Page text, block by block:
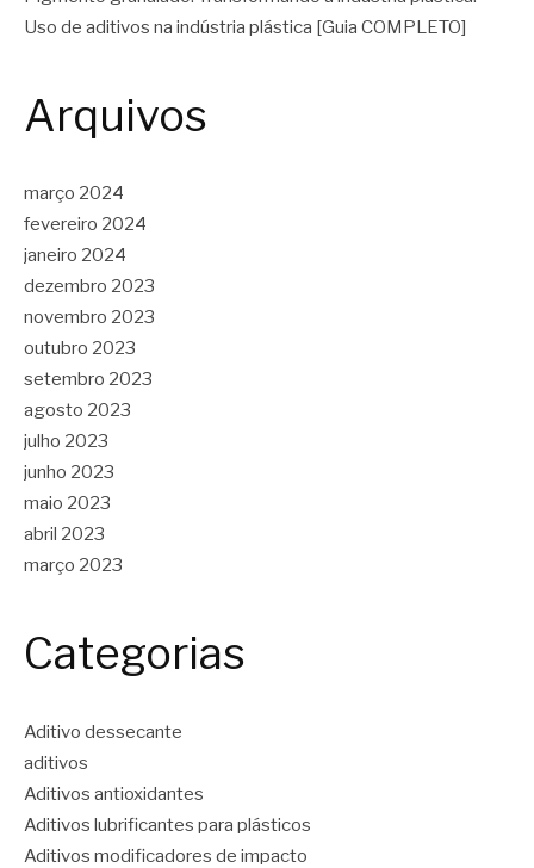
Uso de aditivos na indústria plástica [Guia COMPLETO]
Arquivos
março 2024
fevereiro 2024
janeiro 2024
dezembro 2023
novembro 2023
outubro 2023
setembro 2023
agosto 2023
julho 2023
junho 2023
maio 2023
abril 2023
março 2023
Categorias
Aditivo dessecante
aditivos
Aditivos antioxidantes
Aditivos lubrificantes para plásticos
Aditivos modificadores de impacto